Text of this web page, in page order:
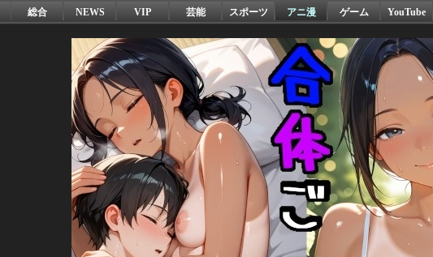
総合 NEWS VIP 芸能 スポーツ アニ漫 ゲーム YouTube